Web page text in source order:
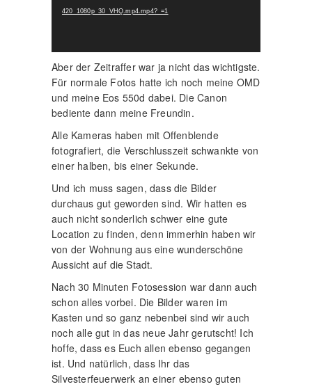
420_1080p_30_VHQ.mp4.mp4?_=1
Aber der Zeitraffer war ja nicht das wichtigste.
Für normale Fotos hatte ich noch meine OMD
und meine Eos 550d dabei. Die Canon
bediente dann meine Freundin.
Alle Kameras haben mit Offenblende
fotografiert, die Verschlusszeit schwankte von
einer halben, bis einer Sekunde.
Und ich muss sagen, dass die Bilder
durchaus gut geworden sind. Wir hatten es
auch nicht sonderlich schwer eine gute
Location zu finden, denn immerhin haben wir
von der Wohnung aus eine wunderschöne
Aussicht auf die Stadt.
Nach 30 Minuten Fotosession war dann auch
schon alles vorbei. Die Bilder waren im
Kasten und so ganz nebenbei sind wir auch
noch alle gut in das neue Jahr gerutscht! Ich
hoffe, dass es Euch allen ebenso gegangen
ist. Und natürlich, dass Ihr das
Silvesterfeuerwerk an einer ebenso guten